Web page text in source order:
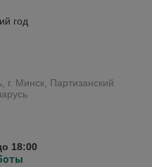
год
г. Минск, Партизанский
18:00